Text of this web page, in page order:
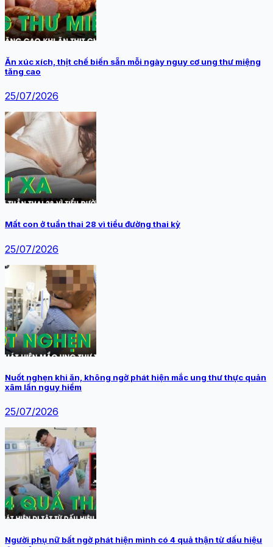
Ăn xúc xích, thịt chế biến sẵn mỗi ngày nguy cơ ung thư miệng
tăng cao
25/07/2026
Mất con ở tuần thai 28 vì tiểu đường thai kỳ
25/07/2026
Nuốt nghẹn khi ăn, không ngờ phát hiện mắc ung thư thực quản
xâm lấn nguy hiểm
25/07/2026
Người phụ nữ bất ngờ phát hiện mình có 4 quả thận từ dấu hiệu